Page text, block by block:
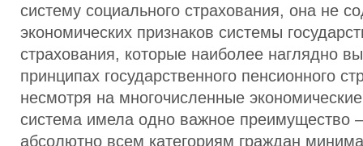
систему социального страхования, она не
экономических признаков системы
страхования, которые наиболее наглядно
принципах государственного пенсионного
несмотря на многочисленные
система имела одно важное преимущество
абсолютно всем категориям граждан